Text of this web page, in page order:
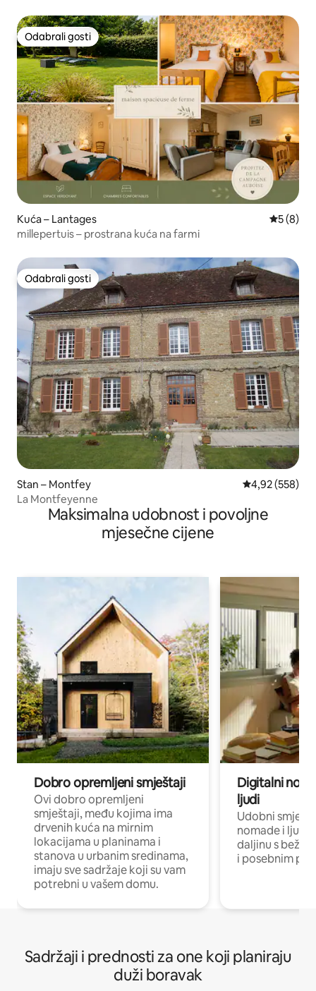
Odabrali gosti
Odabrali gosti
Kuća – Lantages
5 (8)
millepertuis – prostrana kuća na farmi
Odabrali gosti
Odabrali gosti
Stan – Montfey Prosječna
4,92 (558)
La Montfeyenne
Maksimalna udobnost i povoljne
mjesečne cijene
Dobro opremljeni smještaji
Ovi dobro opremljeni
smještaji, među kojima ima
drvenih kuća na mirnim
lokacijama u planinama i
stanova u urbanim sredinama,
imaju sve sadržaje koji su vam
potrebni u vašem domu.
Digitalni
ljudi
Udobni
nomade i ljude
daljinu s
i posebnim
Sadržaji i prednosti za one koji planiraju
duži boravak